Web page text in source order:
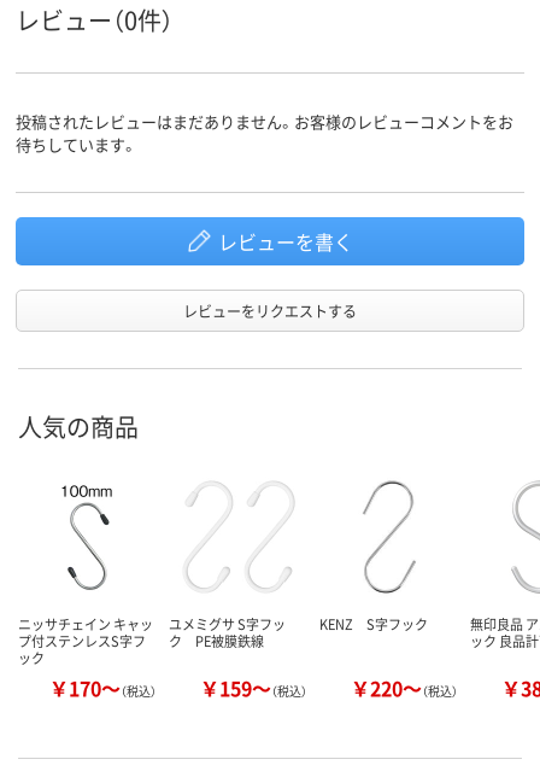
レビュー（0件）
投稿されたレビューはまだありません。お客様のレビューコメントをお
待ちしています。
レビューを書く
レビューをリクエストする
人気の商品
ニッサチェイン キャッ
プ付ステンレスS字フ
ック
￥170～（税込）
ユメミグサ S字フッ
ク PE被膜鉄線
￥159～（税込）
KENZ S字フック
￥220～（税込）
無印良品
ック 良品
￥